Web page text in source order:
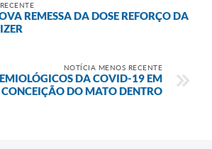
REMESSA DA DOSE REFORÇO DA
NOTÍCIA MENOS RECENTE
DA COVID-19 EM
CONCEIÇÃO DO MATO DENTRO